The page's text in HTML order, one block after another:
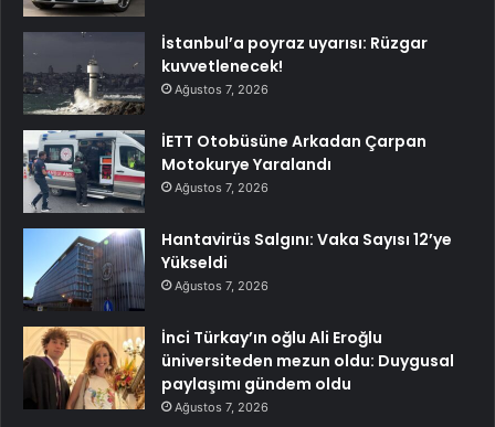
İstanbul’a poyraz uyarısı: Rüzgar
kuvvetlenecek!
Ağustos 7, 2026
İETT Otobüsüne Arkadan Çarpan
Motokurye Yaralandı
Ağustos 7, 2026
Hantavirüs Salgını: Vaka Sayısı 12’ye
Yükseldi
Ağustos 7, 2026
İnci Türkay’ın oğlu Ali Eroğlu
üniversiteden mezun oldu: Duygusal
paylaşımı gündem oldu
Ağustos 7, 2026